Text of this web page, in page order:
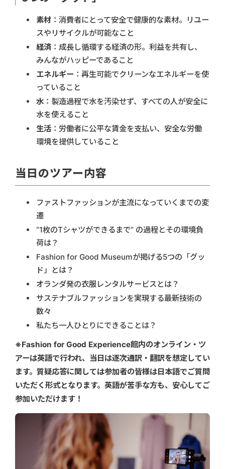
素材 ：消費者にとって安全で健康的な素材。リユー
スやリサイクルが可能なこと
経済 ：成長し循環する経済の形。利益を共有し、
みんながハッピーであること
エネルギー ：再生可能でクリーンなエネルギーを使
っていること
水 ：製造過程で水を汚染せず、すべての人が安全に
水を使えること
生活 ：労働者に公平な賃金を支払い、安全な労働
環境を提供していること
当日のツアー内容
ファストファッションが主流になっていくまでの変
遷
“1枚のTシャツができるまで” の過程とその環境負
荷は？
Fashion for Good Museumが掲げる5つの「グッ
ド」とは？
オランダ発の衣服レンタルサービスとは？
サステナブルファッションを実現する最新技術の
数々
私たち一人ひとりにできることは？
※Fashion for Good Experience館内のオンライン・ツ
アーは英語で行われ、当日は逐次通訳・翻訳を想定してい
ます。質疑応答に関しては参加者の皆様は日本語でご質問
いただく形式となります。英語が苦手な方も、安心してご
参加いただけます！